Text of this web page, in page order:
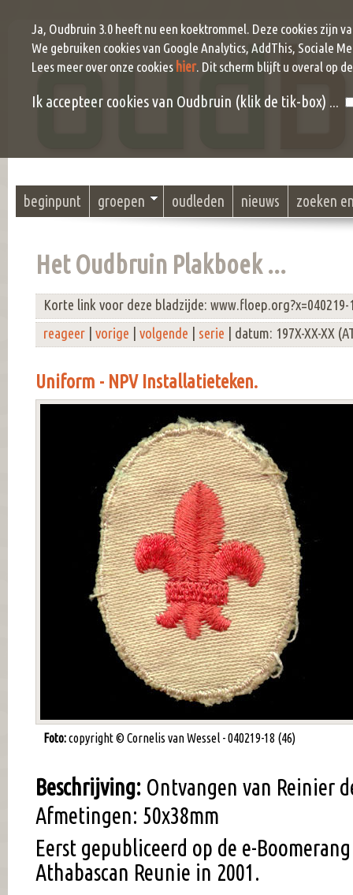
beginpunt groepen oudleden nieuws zoeken
Het Oudbruin Plakboek ...
Korte link voor deze bladzijde: www.floep.org?x=040219-
reageer
vorige volgende serie | datum: 197X-XX-XX
Uniform - NPV Installatieteken.
Foto:copyright © Cornelis van Wessel - 040219-18 (46)
Beschrijving: Ontvangen van Reinier
Afmetingen: 50x38mm
Eerst gepubliceerd op de e-
Athabascan Reunie in 2001.
Ja, Oudbruin 3.0 heeft nu een koektrommel. Deze cookies zijn
We gebruiken cookies van Google Analytics, AddThis, Sociale
Lees meer over onze cookies hier. Dit scherm blijft u overal op
Ik accepteer cookies van Oudbruin (klik de tik-box) ...